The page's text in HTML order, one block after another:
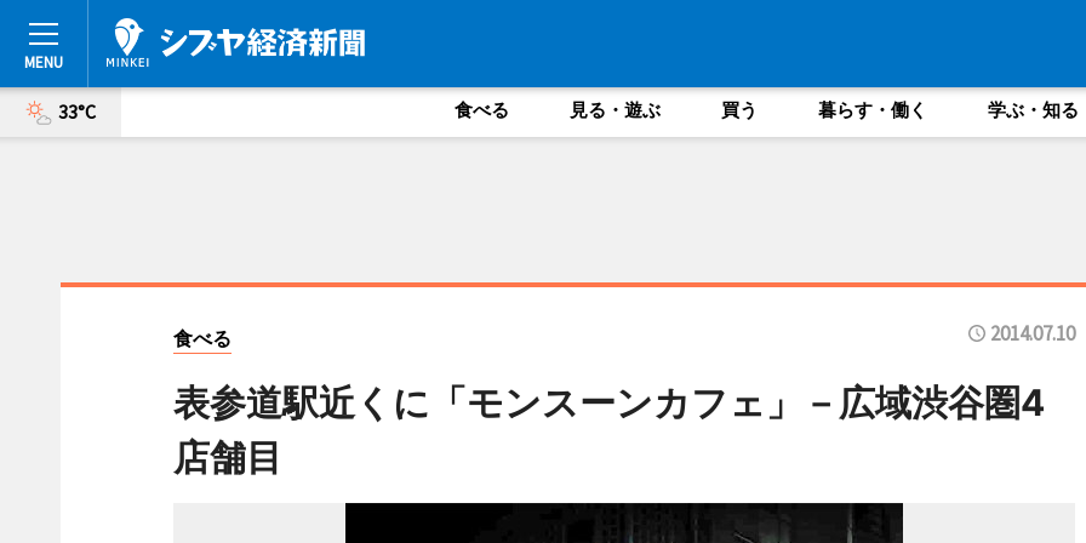
33°C 食べる 見る・遊ぶ 買う 暮らす・働く 学ぶ・知る
食べる 2014.07.10
表参道駅近くに「モンスーンカフェ」－広域渋谷圏4
店舗目